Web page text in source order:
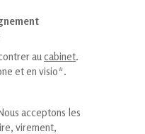
au cabinet.
et en visio*.
acceptons les
virement,